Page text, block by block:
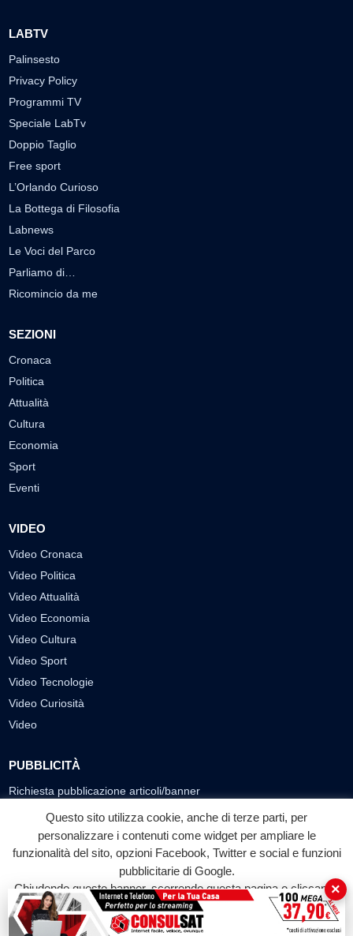
LABTV
Palinsesto
Privacy Policy
Programmi TV
Speciale LabTv
Doppio Taglio
Free sport
L’Orlando Curioso
La Bottega di Filosofia
Labnews
Le Voci del Parco
Parliamo di…
Ricomincio da me
SEZIONI
Cronaca
Politica
Attualità
Cultura
Economia
Sport
Eventi
VIDEO
Video Cronaca
Video Politica
Video Attualità
Video Economia
Video Cultura
Video Sport
Video Tecnologie
Video Curiosità
Video
PUBBLICITÀ
Richiesta pubblicazione articoli/banner
SEGUICI SUI SOCIAL
f
Facebook
◎ ▶
YouTube
© 2026 LABTV - Tutti i diritti riservati
Questo sito utilizza cookie, anche di terze parti, per
personalizzare i contenuti come widget per ampliare le
funzionalità del sito, opzioni Facebook, Twitter e social e funzioni
pubblicitarie di Google.
Chiudendo questo banner, scorrendo questa pagina o cliccando
su qualunque suo elemento acconsenti all'uso dei cookie.
Accetta
×